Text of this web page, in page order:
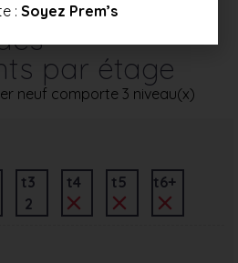
par étage
neuf comporte 3 niveau(x)
t3
2
t4 t5 t6+
: Soyez Prem’s